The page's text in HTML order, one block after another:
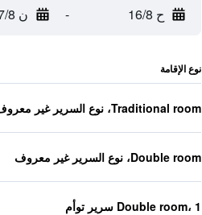
ح 16/8 - ن 17/8
نوع الإقامة
Traditional room، نوع السرير غير معروف
Double room، نوع السرير غير معروف
Double room، 1 سرير توأم